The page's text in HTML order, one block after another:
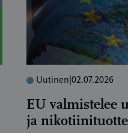
Uutinen |02.07.2026
EU valmistelee
ja